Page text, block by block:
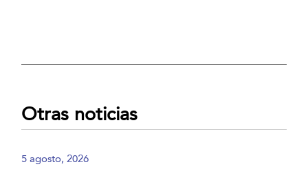
Otras noticias
5 agosto, 2026